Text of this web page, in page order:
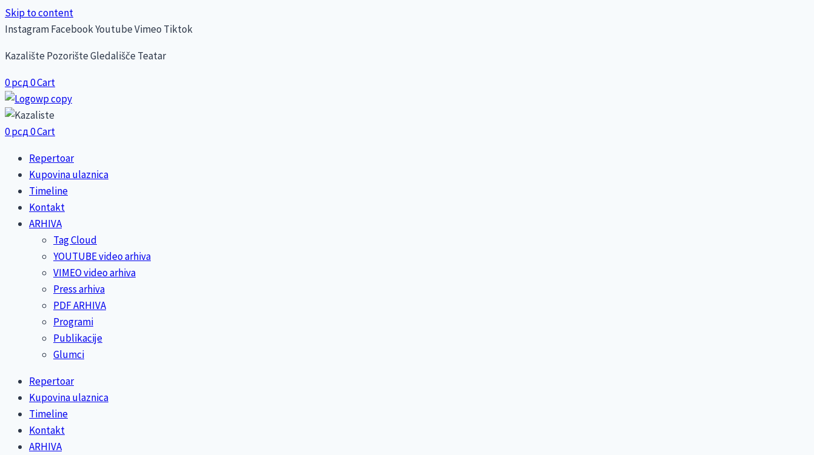
Skip to content
InstagramFacebookYoutubeVimeo Tiktok
Kazalište Pozorište Gledališče Teatar
0рсд0Cart
0рсд0Cart
Repertoar
Kupovina ulaznica
Timeline
Kontakt
ARHIVA
Tag Cloud
YOUTUBE video arhiva
VIMEO video arhiva
Press arhiva
PDF ARHIVA
Programi
Publikacije
Glumci
Repertoar
Kupovina ulaznica
Timeline
Kontakt
ARHIVA